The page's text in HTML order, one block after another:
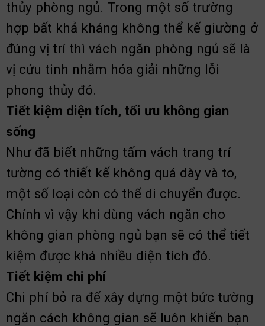
thủy phòng ngủ. Trong một số trường
hợp bất khả kháng không thể kế giường ở
đúng vị trí thì vách ngăn phòng ngủ sẽ là
vị cứu tinh nhằm hóa giải những lỗi
phong thủy đó.
Tiết kiệm diện tích, tối ưu không gian
sống
Như đã biết những tấm vách trang trí
tường có thiết kế không quá dày và to,
một số loại còn có thể di chuyển được.
Chính vì vậy khi dùng vách ngăn cho
không gian phòng ngủ bạn sẽ có thể tiết
kiệm được khá nhiều diện tích đó.
Tiết kiệm chi phí
Chi phí bỏ ra để xây dựng một bức tường
ngăn cách không gian sẽ luôn khiến bạn